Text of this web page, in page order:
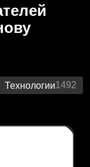
Технологии1492